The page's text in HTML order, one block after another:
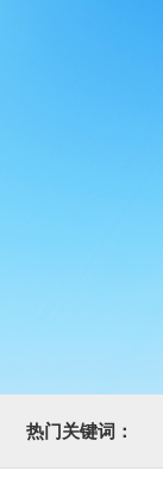
热门关键词：